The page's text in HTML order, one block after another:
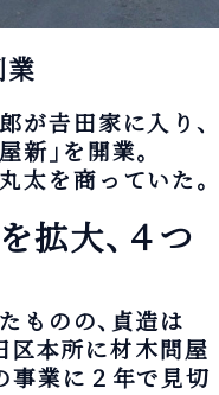
が𠮷田家に入り、
」を開業。
太を商っていた。
拡大、４つ
ものの、貞造は
区本所に材木問屋
事業に２年で見切